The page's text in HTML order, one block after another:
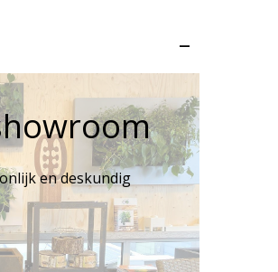
–
en deskundig